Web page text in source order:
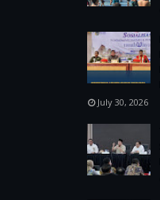
July 30, 2026